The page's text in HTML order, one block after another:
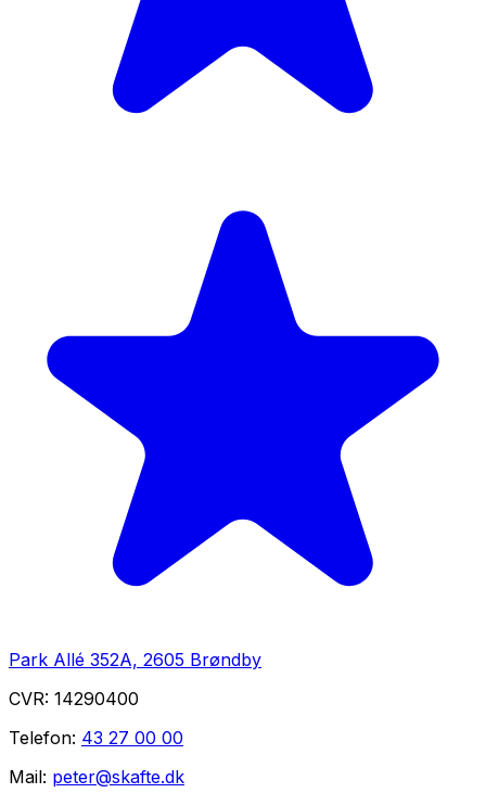
Park Allé 352A, 2605 Brøndby
CVR: 14290400
Telefon: 43 27 00 00
Mail: peter@skafte.dk